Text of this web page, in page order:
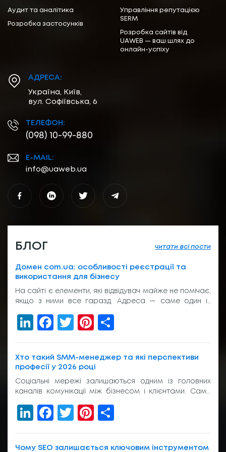
Аудит та аналітика
Розробка застосунків
Управління репутацією
SERM
Розробка сайтів від
UAWEB — ваш шлях до
онлайн-успіху
АДРЕСА:
Україна, Київ,
вул. Софіївська, 6
ТЕЛЕФОН:
(098) 10-99-880
E-MAIL:
info@uaweb.ua
БЛОГ читати всі пости
Домен com.ua: особливості реєстрації та
використання для бізнесу
На сайті є елементи, які відвідувач майже не помічає,
якщо з ними все гаразд. Адреса — саме один із
рекламі, у листуванні з клієнтом, на вивісці біля входу
або в підписі менеджера. І якщо вона виглядає
звично, людина просто переходить далі. Без зайвих
LinkedIn
Facebook
TwitterPinterest
Хто такий SMM-менеджер та які перспективи
професії у 2026 році
Соціальні мережі залишаються одним із головних
каналів комунікації між бізнесом і клієнтами. Саме
просування компаній в Instagram, TikTok, Facebook,
YouTube та Telegram, продовжує зростати. Багатьох
людей, які планують змінити професію або
LinkedIn
Facebook
TwitterPinterest
Чому SEO залишається ключовим інструментом